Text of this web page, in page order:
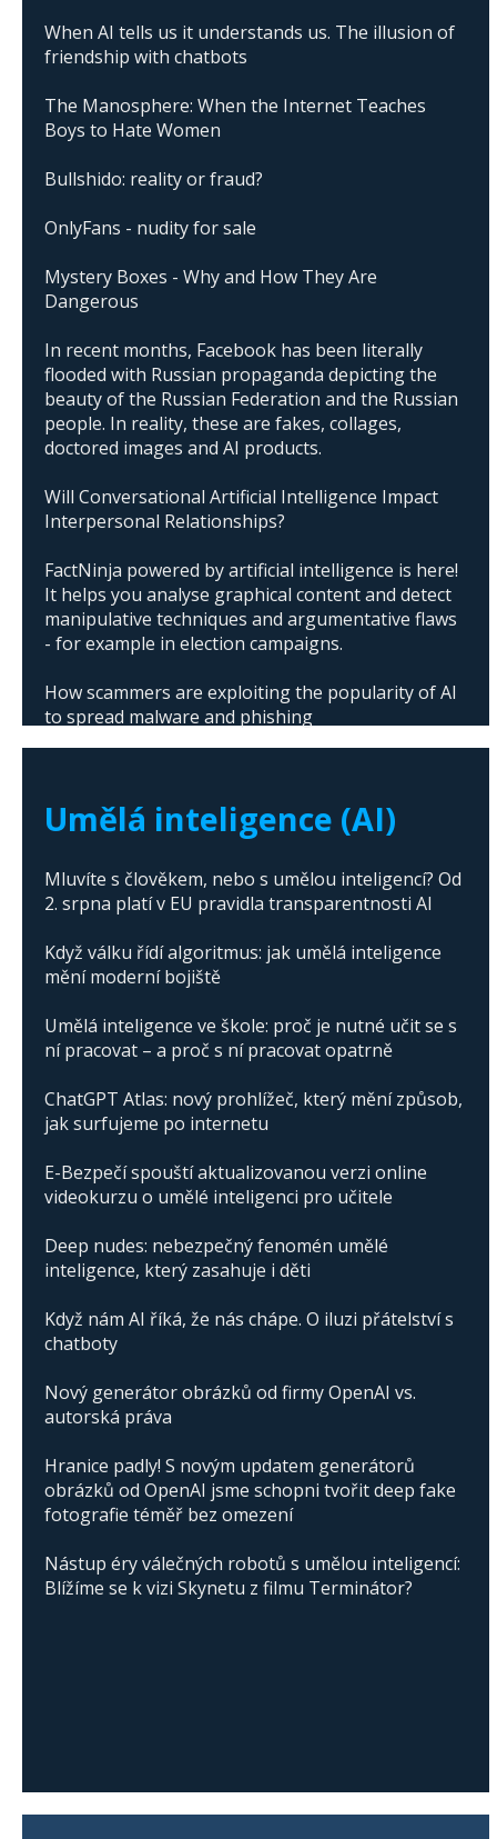
When AI tells us it understands us. The illusion of
friendship with chatbots
The Manosphere: When the Internet Teaches
Boys to Hate Women
Bullshido: reality or fraud?
OnlyFans - nudity for sale
Mystery Boxes - Why and How They Are
Dangerous
In recent months, Facebook has been literally
flooded with Russian propaganda depicting the
beauty of the Russian Federation and the Russian
people. In reality, these are fakes, collages,
doctored images and AI products.
Will Conversational Artificial Intelligence Impact
Interpersonal Relationships?
FactNinja powered by artificial intelligence is here!
It helps you analyse graphical content and detect
manipulative techniques and argumentative flaws
- for example in election campaigns.
How scammers are exploiting the popularity of AI
to spread malware and phishing
Umělá inteligence (AI)
Mluvíte s člověkem, nebo s umělou inteligencí? Od
2. srpna platí v EU pravidla transparentnosti AI
Když válku řídí algoritmus: jak umělá inteligence
mění moderní bojiště
Umělá inteligence ve škole: proč je nutné učit se s
ní pracovat – a proč s ní pracovat opatrně
ChatGPT Atlas: nový prohlížeč, který mění způsob,
jak surfujeme po internetu
E-Bezpečí spouští aktualizovanou verzi online
videokurzu o umělé inteligenci pro učitele
Deep nudes: nebezpečný fenomén umělé
inteligence, který zasahuje i děti
Když nám AI říká, že nás chápe. O iluzi přátelství s
chatboty
Nový generátor obrázků od firmy OpenAI vs.
autorská práva
Hranice padly! S novým updatem generátorů
obrázků od OpenAI jsme schopni tvořit deep fake
fotografie téměř bez omezení
Nástup éry válečných robotů s umělou inteligencí:
Blížíme se k vizi Skynetu z filmu Terminátor?